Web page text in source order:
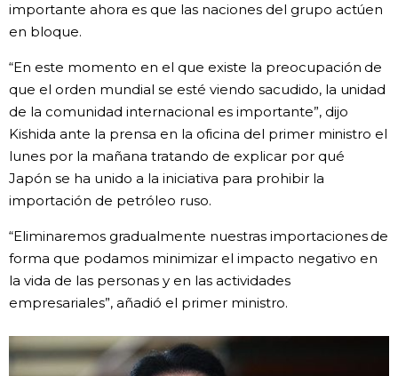
Fragmentos de Japón
Gente
Blog
Tokio
Avisos
importante ahora es que las naciones del grupo actúen
en bloque.
“En este momento en el que existe la preocupación de
que el orden mundial se esté viendo sacudido, la unidad
de la comunidad internacional es importante”, dijo
Kishida ante la prensa en la oficina del primer ministro el
lunes por la mañana tratando de explicar por qué
Japón se ha unido a la iniciativa para prohibir la
importación de petróleo ruso.
“Eliminaremos gradualmente nuestras importaciones de
forma que podamos minimizar el impacto negativo en
la vida de las personas y en las actividades
empresariales”, añadió el primer ministro.